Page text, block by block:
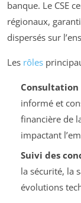
banque. Le CSE
régionaux,
dispersés sur
Les rôles
Consultation
informé et
financière de
impactant
Suivi des
la sécurité, la
évolutions